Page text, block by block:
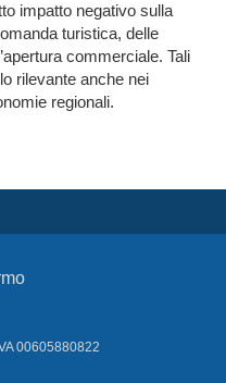
impatto negativo sulla
turistica, delle
commerciale. Tali
rilevante anche nei
regionali.
00605880822